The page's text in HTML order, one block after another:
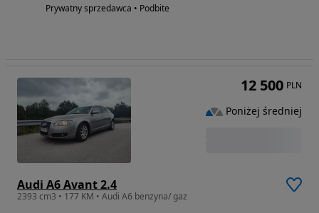
Prywatny sprzedawca • Podbite
Audi A6 Avant 2.4
2393 cm3 • 177 KM • Audi A6 benzyna/ gaz
12 500 PLN
Poniżej średniej